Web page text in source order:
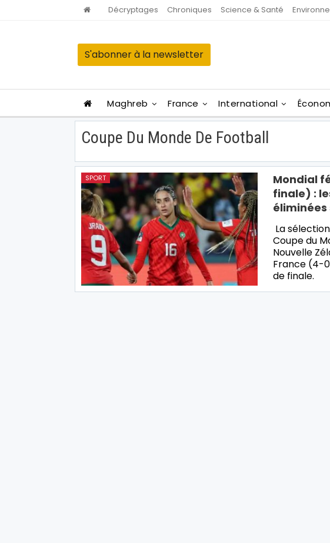
Décryptages Chroniques Science & Santé
S'abonner à la newsletter
Maghreb France International
Coupe Du Monde De Football
SPORT
Mondial
finale) :
La
Coupe du
Nouvelle
France (4-
de finale.